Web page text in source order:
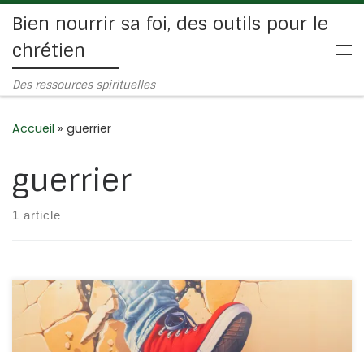
Passer au contenu
Bien nourrir sa foi, des outils pour le
chrétien
Des ressources spirituelles
Accueil » guerrier
guerrier
1 article